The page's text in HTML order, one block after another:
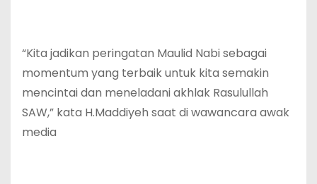
“Kita jadikan peringatan Maulid Nabi sebagai
momentum yang terbaik untuk kita semakin
mencintai dan meneladani akhlak Rasulullah
SAW,” kata H.Maddiyeh saat di wawancara awak
media